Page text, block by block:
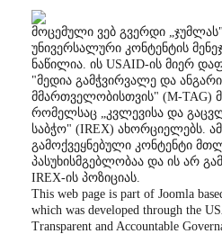
მოცემული ვებ გვერდი
უნივერსალური კონტენტის
ნაწილია. ის USAID-ის მიერ
"მედია გამჭვირვალე და
მმართველობისთვის" (M-TAG)
რომელსაც „კვლევისა და
საბჭო" (IREX) ახორციელებს. ამ
გამოქვეყნებული კონტენტი
პასუხისმგებლობაა და ის არ
IREX-ის პოზიციას.
This web page is part of Joomla
which was developed through the
Transparent and Accountable